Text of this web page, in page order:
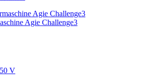
Agie Challenge3
V